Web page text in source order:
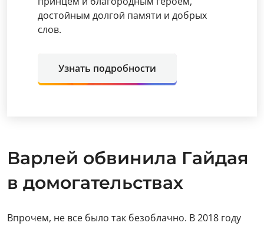
достойным долгой памяти и добрых
слов.
Узнать подробности
Варлей обвинила Гайдая
в домогательствах
Впрочем, не все было так безоблачно. В 2018 году